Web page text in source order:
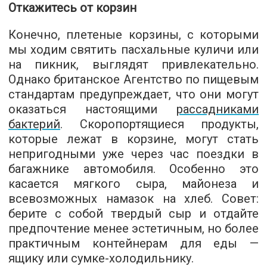
Откажитесь от корзин
Конечно, плетеные корзины, с которыми
мы ходим святить пасхальные куличи или
на пикник, выглядят привлекательно.
Однако британское Агентство по пищевым
стандартам предупреждает, что они могут
оказаться настоящими рассадниками
бактерий. Скоропортящиеся продукты,
которые лежат в корзине, могут стать
непригодными уже через час поездки в
багажнике автомобиля. Особенно это
касается мягкого сыра, майонеза и
всевозможных намазок на хлеб. Совет:
берите с собой твердый сыр и отдайте
предпочтение менее эстетичным, но более
практичным контейнерам для еды —
ящику или сумке-холодильнику.